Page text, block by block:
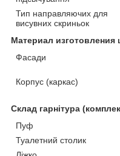
Тип направляючих для
висувних скриньок
Материал изготовления
Фасади
Корпус (каркас)
Склад гарнітура
Пуф
Туалетний столик